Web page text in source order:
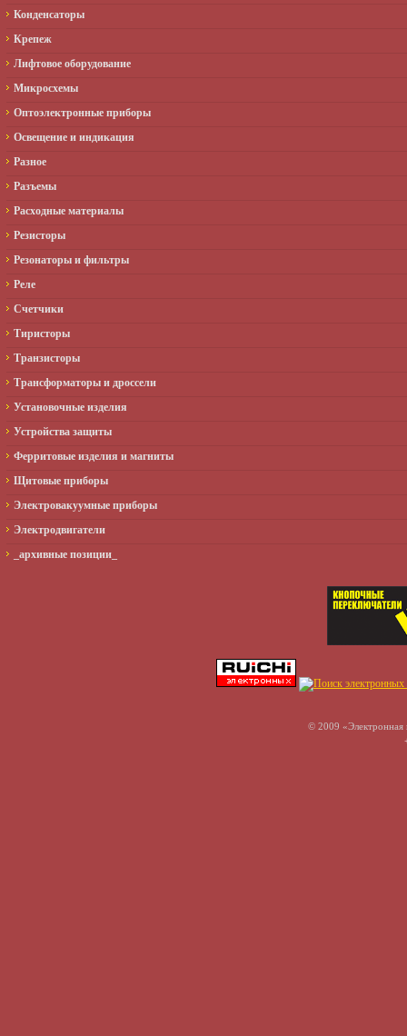
Конденсаторы
Крепеж
Лифтовое оборудование
Микросхемы
Оптоэлектронные приборы
Освещение и индикация
Разное
Разъемы
Расходные материалы
Резисторы
Резонаторы и фильтры
Реле
Счетчики
Тиристоры
Транзисторы
Трансформаторы и дроссели
Установочные изделия
Устройства защиты
Ферритовые изделия и магниты
Щитовые приборы
Электровакуумные приборы
Электродвигатели
_архивные позиции_
© 2009